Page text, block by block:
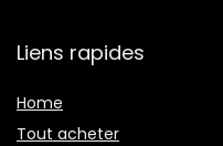
Liens rapides
Home
Tout acheter